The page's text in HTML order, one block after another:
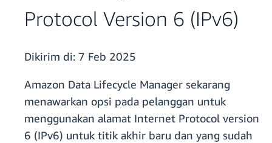
Protocol Version 6 (IPv6)
Dikirim di: 7 Feb 2025
Amazon Data Lifecycle Manager sekarang
menawarkan opsi pada pelanggan untuk
menggunakan alamat Internet Protocol version
6 (IPv6) untuk titik akhir baru dan yang sudah